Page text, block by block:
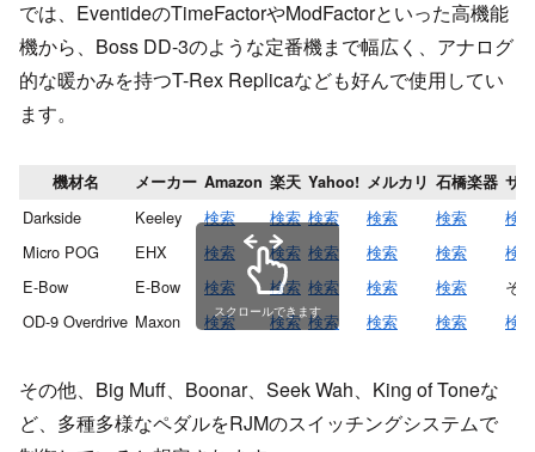
では、EventideのTimeFactorやModFactorといった高機能
機から、Boss DD-3のような定番機まで幅広く、アナログ
的な暖かみを持つT-Rex Replicaなども好んで使用してい
ます。
機材名 メーカー Amazon 楽天 Yahoo! メルカリ 石橋楽器 サ
Darkside Keeley 検索 検索 検索 検索 検索
検索
Micro POG
EHX 検索 検索 検索 検索 検索
検索
E-Bow
E-Bow 検索 検索 検索 検索 検索
そ
OD-9 Overdrive Maxon 検索 検索 検索 検索 検索 検索
スクロールできます
その他、Big Muff、Boonar、Seek Wah、King of Toneな
ど、多種多様なペダルをRJMのスイッチングシステムで